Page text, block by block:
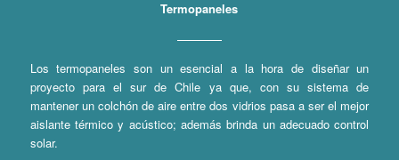
Termopaneles
Los termopaneles son un esencial a la hora de diseñar un
proyecto para el sur de Chile ya que, con su sistema de
mantener un colchón de aire entre dos vidrios pasa a ser el mejor
aislante térmico y acústico; además brinda un adecuado control
solar.